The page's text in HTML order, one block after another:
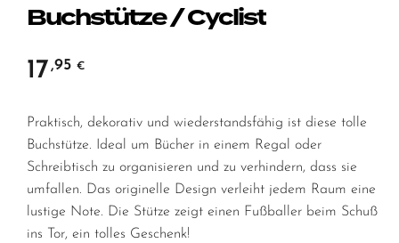
Buchstütze / Cyclist
17 ,95 €
Praktisch, dekorativ und wiederstandsfähig ist diese tolle
Buchstütze. Ideal um Bücher in einem Regal oder
Schreibtisch zu organisieren und zu verhindern, dass sie
umfallen. Das originelle Design verleiht jedem Raum eine
lustige Note. Die Stütze zeigt einen Fußballer beim Schuß
ins Tor, ein tolles Geschenk!